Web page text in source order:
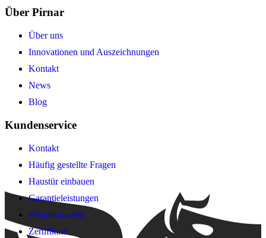
Über Pirnar
Über uns
Innovationen und Auszeichnungen
Kontakt
News
Blog
Kundenservice
Kontakt
Häufig gestellte Fragen
Haustür einbauen
Garantieleistungen
Pflegehinweise
Zertifikate